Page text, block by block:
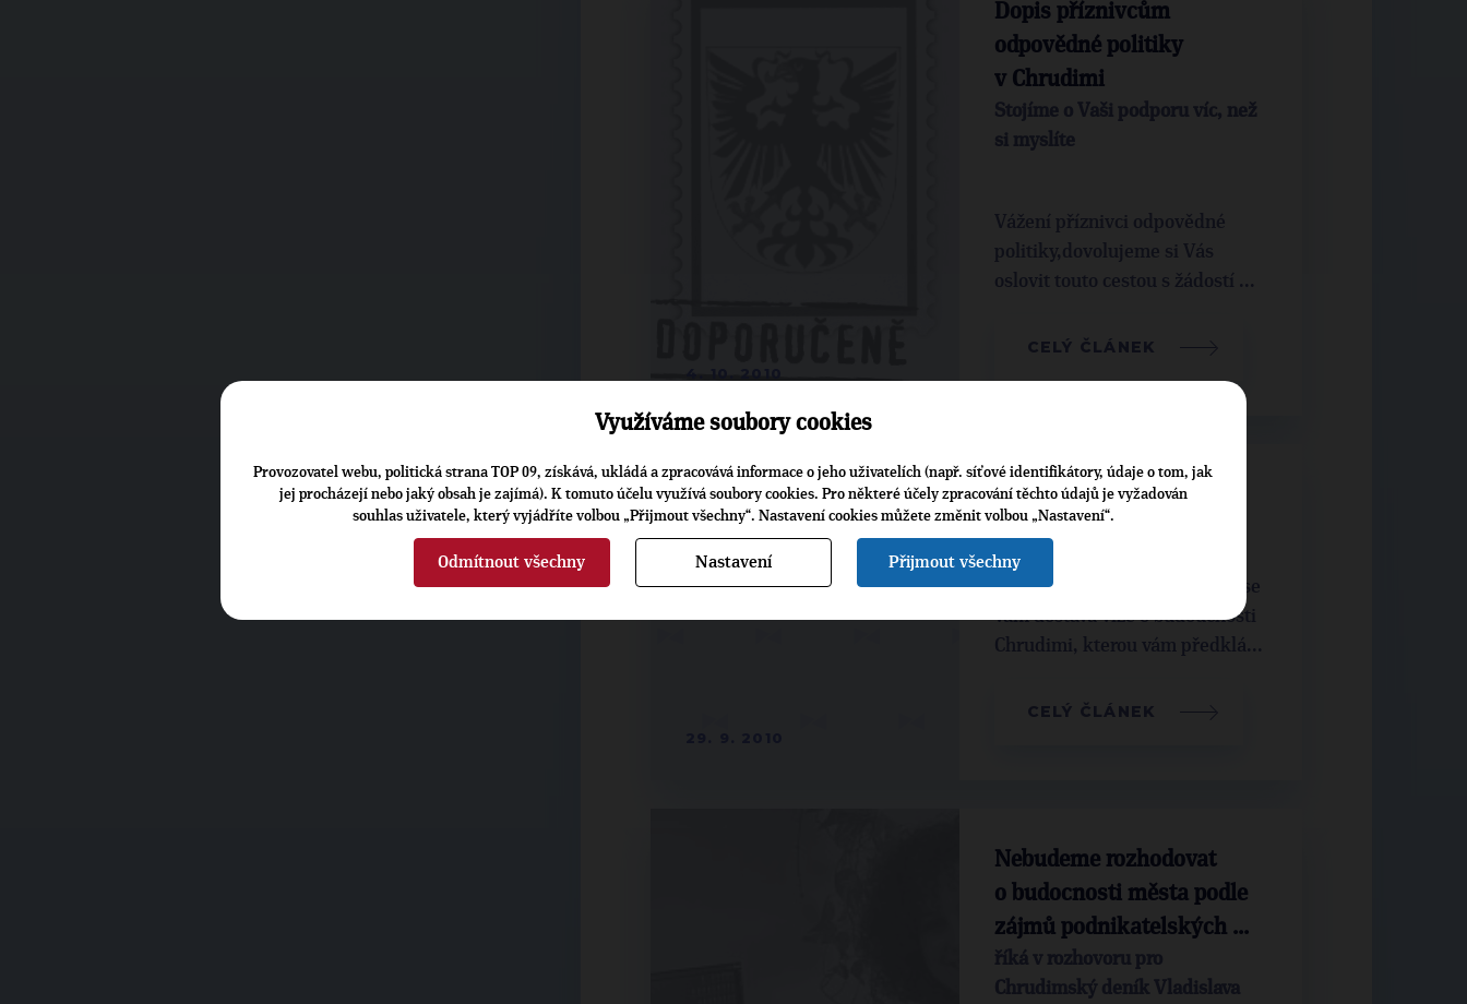
Dopis příznivcům
odpovědné politiky
v Chrudimi
Stojíme o Vaši podporu víc, než
si myslíte
Vážení příznivci odpovědné
politiky,dovolujeme si Vás
oslovit touto cestou s žádostí ...
CELÝ ČLÁNEK
Představujeme volební
program pro Chrudim
Vážení Chrudimáci, do rukou se
vám dostává vize o budoucnosti
Chrudimi, kterou vám předklá...
CELÝ ČLÁNEK
Nebudeme rozhodovat
o budocnosti města podle
zájmů podnikatelských ...
říká v rozhovoru pro
Chrudimský deník Vladislava
Využíváme soubory cookies
Provozovatel webu, politická strana TOP 09, získává, ukládá a zpracovává informace o jeho uživatelích (např. síťové identifikátory, údaje o tom, jak
jej procházejí nebo jaký obsah je zajímá). K tomuto účelu využívá soubory cookies. Pro některé účely zpracování těchto údajů je vyžadován
souhlas uživatele, který vyjádříte volbou „Přijmout všechny“. Nastavení cookies můžete změnit volbou „Nastavení“.
Odmítnout všechny Nastavení Přijmout všechny